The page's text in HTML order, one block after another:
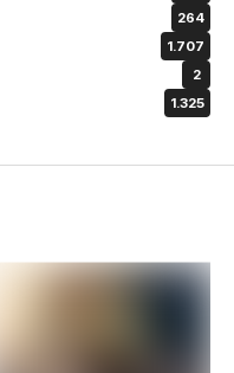
264
1.707
2
1.325